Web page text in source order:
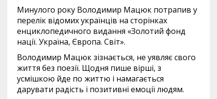
Минулого року Володимир Мацюк потрапив у
перелік відомих українців на сторінках
енциклопедичного видання «Золотий фонд
нації. Україна, Європа. Світ».
Володимир Мацюк зізнається, не уявляє свого
життя без поезії. Щодня пише вірші, з
усмішкою йде по життю і намагається
дарувати радість і позитивні емоції людям.